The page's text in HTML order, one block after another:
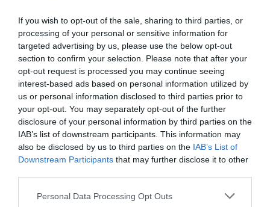
If you wish to opt-out of the sale, sharing to third parties, or
processing of your personal or sensitive information for
targeted advertising by us, please use the below opt-out
section to confirm your selection. Please note that after your
opt-out request is processed you may continue seeing
interest-based ads based on personal information utilized by
us or personal information disclosed to third parties prior to
your opt-out. You may separately opt-out of the further
disclosure of your personal information by third parties on the
IAB’s list of downstream participants. This information may
also be disclosed by us to third parties on the IAB’s List of
Downstream Participants that may further disclose it to other
Please note that this website/app uses one or more Google
Personal Data Processing Opt Outs
ELŐZŐ CIKK
AKÁR TÖBB SZÁZ ÉVIG IS HASZNÁLHATÓAK INDIA ÉLŐ
GYÖKÉRHIDJAI
KÖVETKEZŐ CIKK
A LEGNAGYOBB ÁLLAT, AMELY AKÁR 7 MP-IG KÉPES A VÍZEN
JÁRNI, EGY VÖCSÖK